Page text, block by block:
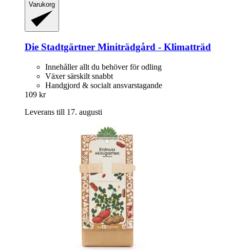
Varukorg
Die Stadtgärtner Miniträdgård -​ Klimatträd
Innehåller allt du behöver för odling
Växer särskilt snabbt
Handgjord & socialt ansvarstagande
109 kr
Leverans till 17. augusti